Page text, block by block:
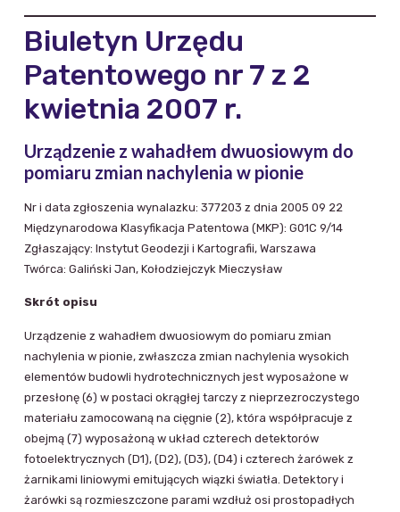
Biuletyn Urzędu
Patentowego nr 7 z 2
kwietnia 2007 r.
Urządzenie z wahadłem dwuosiowym do
pomiaru zmian nachylenia w pionie
Nr i data zgłoszenia wynalazku: 377203 z dnia 2005 09 22
Międzynarodowa Klasyfikacja Patentowa (MKP): G01C 9/14
Zgłaszający: Instytut Geodezji i Kartografii, Warszawa
Twórca: Galiński Jan, Kołodziejczyk Mieczysław
Skrót opisu
Urządzenie z wahadłem dwuosiowym do pomiaru zmian
nachylenia w pionie, zwłaszcza zmian nachylenia wysokich
elementów budowli hydrotechnicznych jest wyposażone w
przesłonę (6) w postaci okrągłej tarczy z nieprzezroczystego
materiału zamocowaną na cięgnie (2), która współpracuje z
obejmą (7) wyposażoną w układ czterech detektorów
fotoelektrycznych (D1), (D2), (D3), (D4) i czterech żarówek z
żarnikami liniowymi emitujących wiązki światła. Detektory i
żarówki są rozmieszczone parami wzdłuż osi prostopadłych